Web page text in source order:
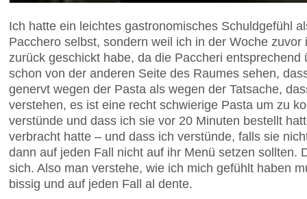
Ich hatte ein leichtes gastronomisches Schuldgefühl
Pacchero selbst, sondern weil ich in der Woche
zurück geschickt habe, da die Paccheri
schon von der anderen Seite des Raumes sehen,
genervt wegen der Pasta als wegen der Tatsache,
verstehen, es ist eine recht schwierige Pasta um zu
verstünde und dass ich sie vor 20 Minuten bestellt
verbracht hatte – und dass ich verstünde, falls sie
dann auf jeden Fall nicht auf ihr Menü setzen sollten.
sich. Also man verstehe, wie ich mich gefühlt haben
bissig und auf jeden Fall al dente.